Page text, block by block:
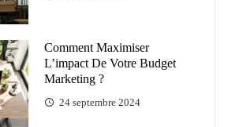
Comment Maximiser
L’impact De Votre Budget
Marketing ?
24 septembre 2024